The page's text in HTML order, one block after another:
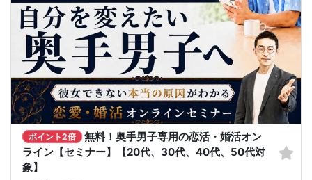
つまり、
やみくもに頑張るだけでは、
本命女性との交際には
つながらないということです。
このまま原因が分からないまま
恋愛や婚活を続けても、
お金も時間も失ってしまいます。
だからこそ、
彼女ができない本当の原因を
知ることが最初の一歩です。
しかし、この内容は文章だけでは伝えきれません。
だからこそ今回、無料オンラインセミナーで
・彼女ができない本当の原因
・本命女性に選ばれる
奥手男子専用32の極意の全体像
をお伝えします！
ポイント2倍
無料！奥手男子専用の恋活・婚活オン
ライン【セミナー】【20代、30代、40代、50代対
象】